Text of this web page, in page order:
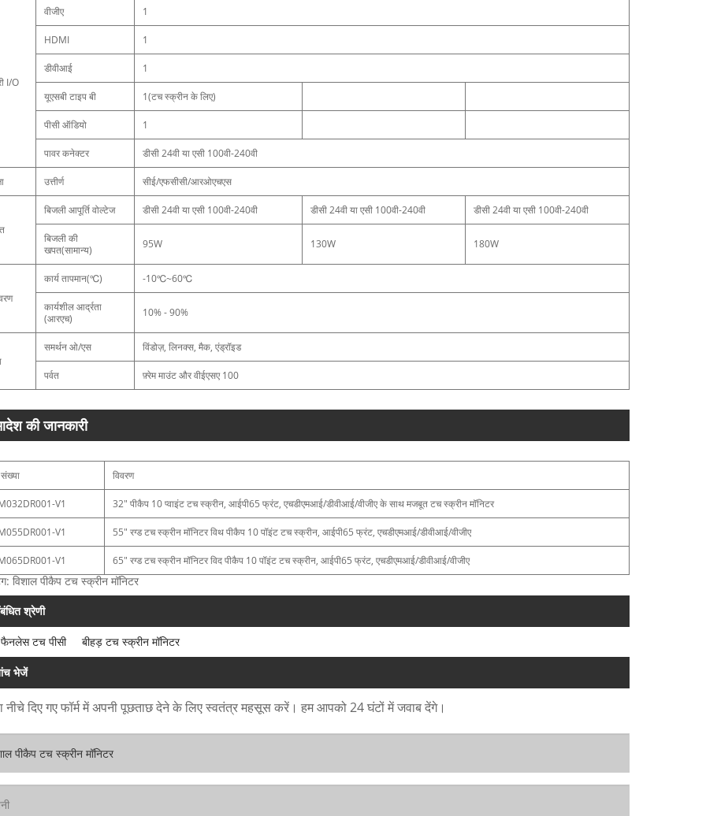
I/O
वीजीए 1
HDMI 1
डीवीआई 1
यूएसबी टाइप बी 1(टच स्क्रीन के लिए)
पीसी ऑडियो 1
पावर कनेक्टर डीसी 24वी या एसी 100वी-240वी
उत्तीर्ण सीई/एफसीसी/आरओएचएस
बिजली आपूर्ति वोल्टेज डीसी 24वी या एसी 100वी-240वी डीसी 24वी या एसी 100वी-240वी डीसी 24वी या एसी 100वी-240वी
बिजली की
खपत(सामान्य)
95W 130W 180W
कार्य तापमान(℃) -10℃~60℃
कार्यशील आर्द्रता
(आरएच)
10% - 90%
समर्थन ओ/एस विंडोज़, लिनक्स, मैक, एंड्रॉइड
पर्वत फ़्रेम माउंट और वीईएसए 100
की जानकारी
विवरण
V1 32" पीकैप 10 प्वाइंट टच स्क्रीन, आईपी65 फ्रंट, एचडीएमआई/डीवीआई/वीजीए के साथ मजबूत टच स्क्रीन मॉनिटर
V1 55" रग्ड टच स्क्रीन मॉनिटर विथ पीकैप 10 पॉइंट टच स्क्रीन, आईपी65 फ्रंट, एचडीएमआई/डीवीआई/वीजीए
V1 65" रग्ड टच स्क्रीन मॉनिटर विद पीकैप 10 पॉइंट टच स्क्रीन, आईपी65 फ्रंट, एचडीएमआई/डीवीआई/वीजीए
विशाल पीकैप टच स्क्रीन मॉनिटर
श्रेणी
फैनलेस टच पीसी बीहड़ टच स्क्रीन मॉनिटर
भेजें
नीचे दिए गए फॉर्म में अपनी पूछताछ देने के लिए स्वतंत्र महसूस करें। हम आपको 24 घंटों में जवाब देंगे।